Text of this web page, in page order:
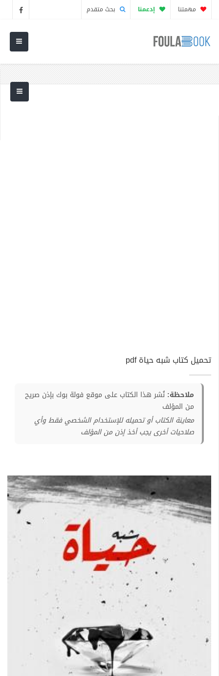
مهمتنا إدعمنا بحث متقدم
تحميل كتاب شبه حياة pdf
ملاحظة: نُشر هذا الكتاب على موقع فولة بوك بإذن صريح
من المؤلف
معاينة الكتاب أو تحميله للإستخدام الشخصي فقط وأي
صلاحيات أخرى يجب أخذ إذن من المؤلف